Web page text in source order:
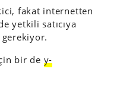
fakat internetten
yetkili satıcıya
gerekiyor.
bir de y-